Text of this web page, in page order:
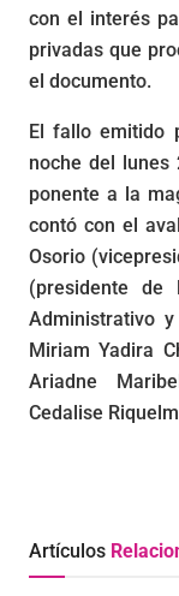
con el interés
privadas que
el documento.
El fallo emitido
noche del lunes
ponente a la
contó con el
Osorio
(presidente de
Administrativo
Miriam Yadira
Ariadne
Cedalise
Artículos